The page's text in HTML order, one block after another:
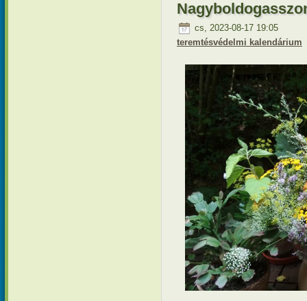
cs, 2023-08-17 19:05
teremtésvédelmi kalendárium